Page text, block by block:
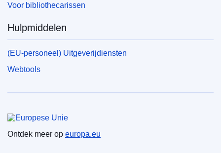
Voor bibliothecarissen
Hulpmiddelen
(EU-personeel) Uitgeverijdiensten
Webtools
Ontdek meer op europa.eu